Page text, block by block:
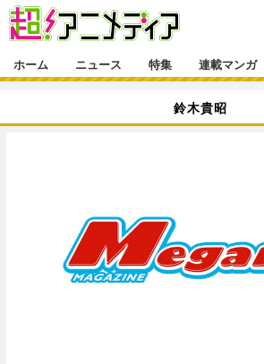
グッズ
声優
ラキりす
連載マンガ一覧
番組・動画一覧
動画
連載・ブログ
ホーム ニュース 特集 連載マンガ
鈴木貴昭